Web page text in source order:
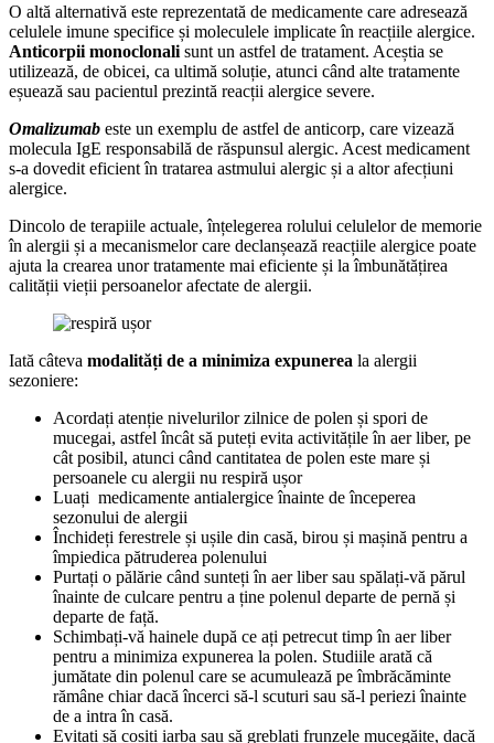
O altă alternativă este reprezentată de medicamente care adresează
celulele imune specifice și moleculele implicate în reacțiile alergice.
Anticorpii monoclonali sunt un astfel de tratament. Aceștia se
utilizează, de obicei, ca ultimă soluție, atunci când alte tratamente
eșuează sau pacientul prezintă reacții alergice severe.
Omalizumab este un exemplu de astfel de anticorp, care vizează
molecula IgE responsabilă de răspunsul alergic. Acest medicament
s-a dovedit eficient în tratarea astmului alergic și a altor afecțiuni
alergice.
Dincolo de terapiile actuale, înțelegerea rolului celulelor de memorie
în alergii și a mecanismelor care declanșează reacțiile alergice poate
ajuta la crearea unor tratamente mai eficiente și la îmbunătățirea
calității vieții persoanelor afectate de alergii.
Iată câteva modalități de a minimiza expunerea la alergii
sezoniere:
Acordați atenție nivelurilor zilnice de polen și spori de
mucegai, astfel încât să puteți evita activitățile în aer liber, pe
cât posibil, atunci când cantitatea de polen este mare și
persoanele cu alergii nu respiră ușor
Luați medicamente antialergice înainte de începerea
sezonului de alergii
Închideți ferestrele și ușile din casă, birou și mașină pentru a
împiedica pătruderea polenului
Purtați o pălărie când sunteți în aer liber sau spălați-vă părul
înainte de culcare pentru a ține polenul departe de pernă și
departe de față.
Schimbați-vă hainele după ce ați petrecut timp în aer liber
pentru a minimiza expunerea la polen. Studiile arată că
jumătate din polenul care se acumulează pe îmbrăcăminte
rămâne chiar dacă încerci să-l scuturi sau să-l periezi înainte
de a intra în casă.
Evitați să cosiți iarba sau să greblați frunzele mucegăite, dacă